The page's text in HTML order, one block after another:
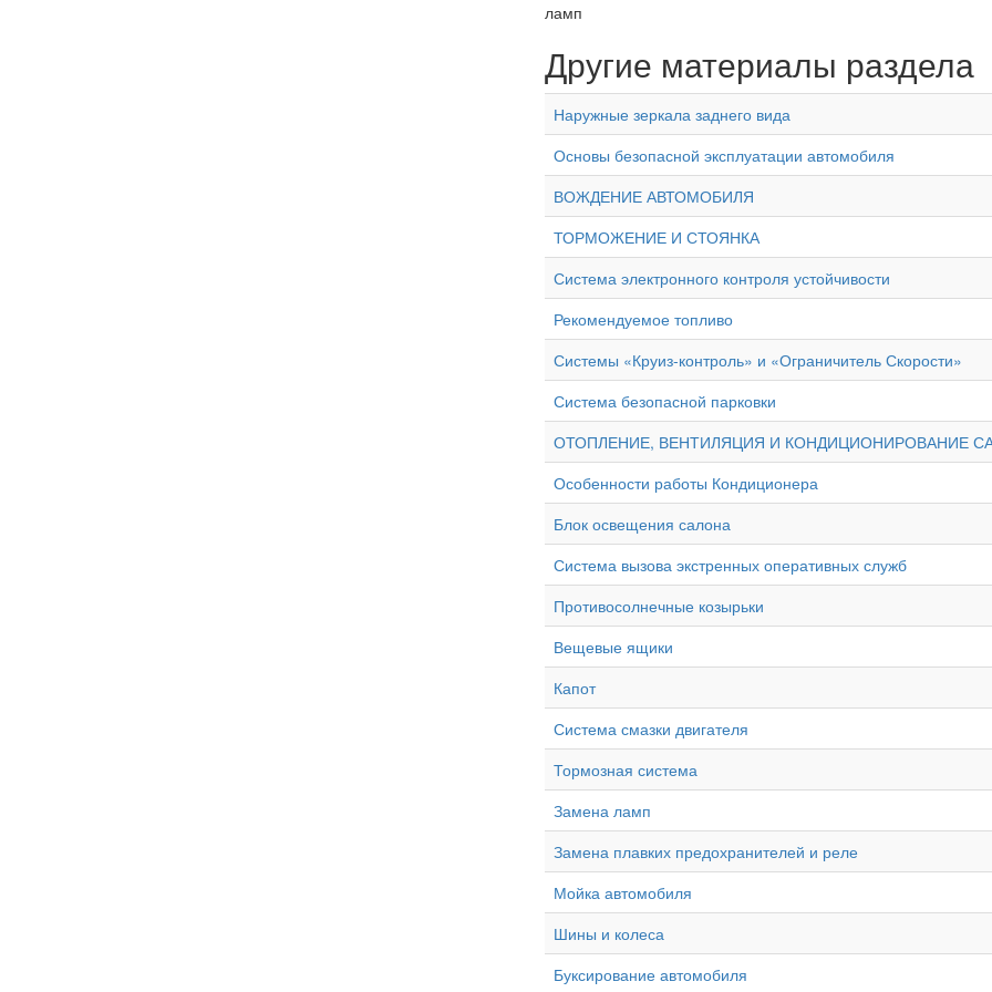
ламп
Другие материалы раздела
Наружные зеркала заднего вида
Основы безопасной эксплуатации автомобиля
ВОЖДЕНИЕ АВТОМОБИЛЯ
ТОРМОЖЕНИЕ И СТОЯНКА
Система электронного контроля устойчивости
Рекомендуемое топливо
Системы «Круиз-контроль» и «Ограничитель Скорости»
Система безопасной парковки
ОТОПЛЕНИЕ, ВЕНТИЛЯЦИЯ И КОНДИЦИОНИРОВАНИЕ
Особенности работы Кондиционера
Блок освещения салона
Система вызова экстренных оперативных служб
Противосолнечные козырьки
Вещевые ящики
Капот
Система смазки двигателя
Тормозная система
Замена ламп
Замена плавких предохранителей и реле
Мойка автомобиля
Шины и колеса
Буксирование автомобиля